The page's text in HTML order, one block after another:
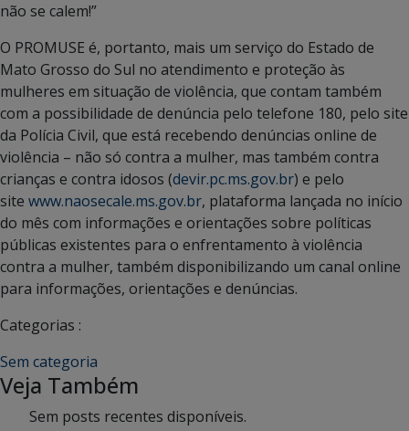
não se calem!”
O PROMUSE é, portanto, mais um serviço do Estado de
Mato Grosso do Sul no atendimento e proteção às
mulheres em situação de violência, que contam também
com a possibilidade de denúncia pelo telefone 180, pelo site
da Polícia Civil, que está recebendo denúncias online de
violência – não só contra a mulher, mas também contra
crianças e contra idosos (devir.pc.ms.gov.br) e pelo
site www.naosecale.ms.gov.br, plataforma lançada no início
do mês com informações e orientações sobre políticas
públicas existentes para o enfrentamento à violência
contra a mulher, também disponibilizando um canal online
para informações, orientações e denúncias.
Categorias :
Sem categoria
Veja Também
Sem posts recentes disponíveis.